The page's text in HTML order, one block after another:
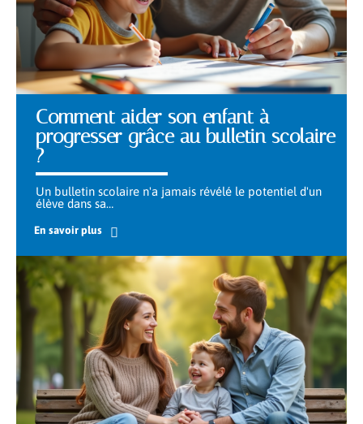
Comment aider son enfant à
progresser grâce au bulletin scolaire
?
Un bulletin scolaire n'a jamais révélé le potentiel d'un
élève dans sa…
En savoir plus